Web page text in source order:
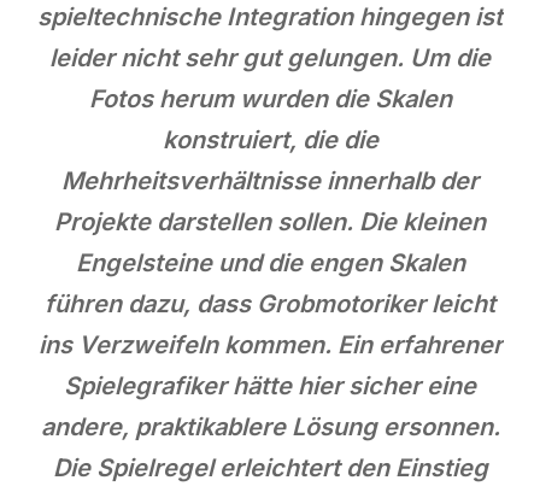
spieltechnische Integration hingegen ist
leider nicht sehr gut gelungen. Um die
Fotos herum wurden die Skalen
konstruiert, die die
Mehrheitsverhältnisse innerhalb der
Projekte darstellen sollen. Die kleinen
Engelsteine und die engen Skalen
führen dazu, dass Grobmotoriker leicht
ins Verzweifeln kommen. Ein erfahrener
Spielegrafiker hätte hier sicher eine
andere, praktikablere Lösung ersonnen.
Die Spielregel erleichtert den Einstieg